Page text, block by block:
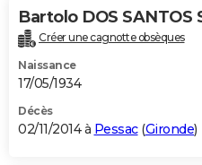
Bartolo DOS SANTOS
Créer une cagnotte obsèques
Naissance
17/05/1934
Décès
02/11/2014 à Pessac(Gironde)